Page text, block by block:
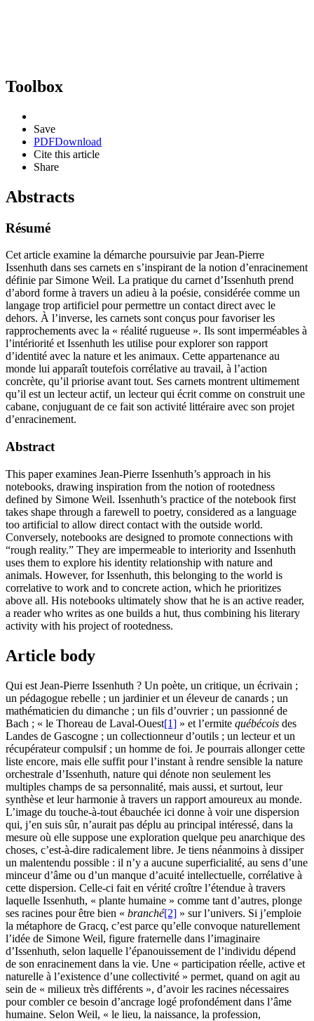
Toolbox
Save
PDFDownload
Cite this article
Share
Abstracts
Résumé
Cet article examine la démarche poursuivie par Jean-Pierre
Issenhuth dans ses carnets en s’inspirant de la notion d’enracinement
définie par Simone Weil. La pratique du carnet d’Issenhuth prend
d’abord forme à travers un adieu à la poésie, considérée comme un
langage trop artificiel pour permettre un contact direct avec le
dehors. À l’inverse, les carnets sont conçus pour favoriser les
rapprochements avec la « réalité rugueuse ». Ils sont imperméables à
l’intériorité et Issenhuth les utilise pour explorer son rapport
d’identité avec la nature et les animaux. Cette appartenance au
monde lui apparaît toutefois corrélative au travail, à l’action
concrète, qu’il priorise avant tout. Ses carnets montrent ultimement
qu’il est un lecteur actif, un lecteur qui écrit comme on construit une
cabane, conjuguant de ce fait son activité littéraire avec son projet
d’enracinement.
Abstract
This paper examines Jean-Pierre Issenhuth’s approach in his
notebooks, drawing inspiration from the notion of rootedness
defined by Simone Weil. Issenhuth’s practice of the notebook first
takes shape through a farewell to poetry, considered as a language
too artificial to allow direct contact with the outside world.
Conversely, notebooks are designed to promote connections with
“rough reality.” They are impermeable to interiority and Issenhuth
uses them to explore his identity relationship with nature and
animals. However, for Issenhuth, this belonging to the world is
correlative to work and to concrete action, which he prioritizes
above all. His notebooks ultimately show that he is an active reader,
a reader who writes as one builds a hut, thus combining his literary
activity with his project of rootedness.
Article body
Qui est Jean-Pierre Issenhuth ? Un poète, un critique, un écrivain ;
un pédagogue rebelle ; un jardinier et un éleveur de canards ; un
mathématicien du dimanche ; un fils d’ouvrier ; un passionné de
Bach ; « le Thoreau de Laval-Ouest[1] » et l’ermite québécois des
Landes de Gascogne ; un collectionneur d’outils ; un lecteur et un
récupérateur compulsif ; un homme de foi. Je pourrais allonger cette
liste encore, mais elle suffit pour l’instant à rendre sensible la nature
orchestrale d’Issenhuth, nature qui dénote non seulement les
multiples champs de sa personnalité, mais aussi, et surtout, leur
synthèse et leur harmonie à travers un rapport amoureux au monde.
L’image du touche-à-tout ébauchée ici donne à voir une dispersion
qui, j’en suis sûr, n’aurait pas déplu au principal intéressé, dans la
mesure où elle suppose une exploration quelque peu anarchique des
choses, c’est-à-dire radicalement libre. Je tiens néanmoins à dissiper
un malentendu possible : il n’y a aucune superficialité, au sens d’une
minceur d’âme ou d’un manque d’acuité intellectuelle, corrélative à
cette dispersion. Celle-ci fait en vérité croître l’étendue à travers
laquelle Issenhuth, « plante humaine » comme tant d’autres, plonge
ses racines pour être bien « branché[2] » sur l’univers. Si j’emploie
la métaphore de Gracq, c’est parce qu’elle convoque naturellement
l’idée de Simone Weil, figure fraternelle dans l’imaginaire
d’Issenhuth, selon laquelle l’épanouissement de l’individu dépend
de son enracinement dans la vie. Une « participation réelle, active et
naturelle à l’existence d’une collectivité » permet, quand on agit au
sein de « milieux très différents », d’avoir les racines nécessaires
pour combler ce besoin d’ancrage logé profondément dans l’âme
humaine. Selon Weil, « le lieu, la naissance, la profession,